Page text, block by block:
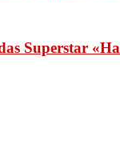
Superstar